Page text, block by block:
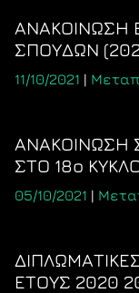
ΑΝΑΚΟΙΝΩΣΗ
ΣΠΟΥΔΩΝ
11/10/2021 |
ΑΝΑΚΟΙΝΩΣΗ
ΣΤΟ 18ο
05/10/2021 |
ΕΤΟΥΣ 2020